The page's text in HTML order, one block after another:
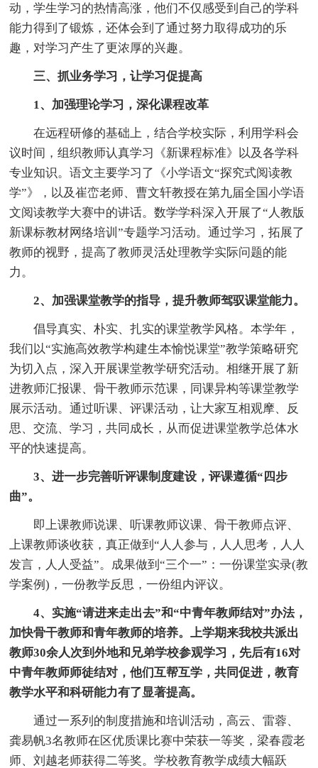
动，学生学习的热情高涨，他们不仅感受到自己的学科
能力得到了锻炼，还体会到了通过努力取得成功的乐
趣，对学习产生了更浓厚的兴趣。
三、抓业务学习，让学习促提高
1、加强理论学习，深化课程改革
在远程研修的基础上，结合学校实际，利用学科会
议时间，组织教师认真学习《新课程标准》以及各学科
专业知识。语文主要学习了《小学语文“探究式阅读教
学”》，以及崔峦老师、曹文轩教授在第九届全国小学语
文阅读教学大赛中的讲话。数学学科深入开展了“人教版
新课标教材网络培训”专题学习活动。通过学习，拓展了
教师的视野，提高了教师灵活处理教学实际问题的能
力。
2、加强课堂教学的指导，提升教师驾驭课堂能力。
倡导真实、朴实、扎实的课堂教学风格。本学年，
我们以“实施高效教学构建生本愉悦课堂”教学策略研究
为切入点，深入开展课堂教学研究活动。相继开展了新
进教师汇报课、骨干教师示范课，同课异构等课堂教学
展示活动。通过听课、评课活动，让大家互相观摩、反
思、交流、学习，共同成长，从而促进课堂教学总体水
平的快速提高。
3、进一步完善听评课制度建设，评课遵循“四步
曲”。
即上课教师说课、听课教师议课、骨干教师点评、
上课教师谈收获，真正做到“人人参与，人人思考，人人
发言，人人受益”。成果做到“三个一”：一份课堂实录(教
学案例)，一份教学反思，一份组内评议。
4、实施“请进来走出去”和“中青年教师结对”办法，
加快骨干教师和青年教师的培养。上学期来我校共派出
教师30余人次到外地和兄弟学校参观学习，先后有16对
中青年教师师徒结对，他们互帮互学，共同促进，教育
教学水平和科研能力有了显著提高。
通过一系列的制度措施和培训活动，高云、雷蓉、
龚易帆3名教师在区优质课比赛中荣获一等奖，梁春霞老
师、刘越老师获得二等奖。学校教育教学成绩大幅跃